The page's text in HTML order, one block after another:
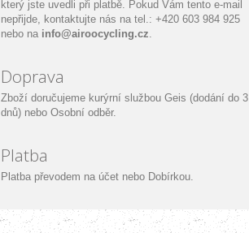
který jste uvedli při platbě. Pokud Vám tento e‑mail
nepřijde, kontaktujte nás na tel.: +420 603 984 925
nebo na info@airoocycling.cz.
Doprava
Zboží doručujeme kurýrní službou Geis (dodání do 3
dnů) nebo Osobní odběr.
Platba
Platba převodem na účet nebo Dobírkou.